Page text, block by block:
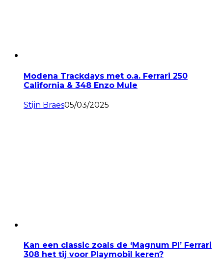
Modena Trackdays met o.a. Ferrari 250
California & 348 Enzo Mule
Stijn Braes05/03/2025
Kan een classic zoals de ‘Magnum PI’ Ferrari
308 het tij voor Playmobil keren?